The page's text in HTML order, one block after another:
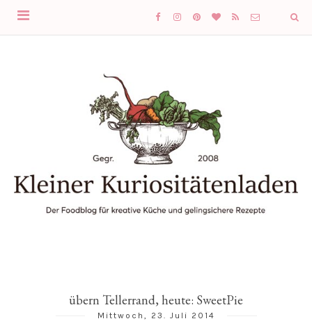
übern Tellerrand, heute: SweetPie
Mittwoch, 23. Juli 2014